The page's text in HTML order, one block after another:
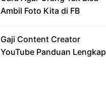
Ambil Foto Kita di FB
Gaji Content Creator
YouTube Panduan Lengkap